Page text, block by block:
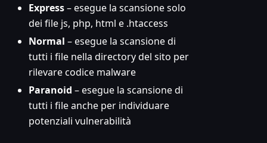
Express– esegue la scansione solo
dei file js, php, html e .htaccess
Normal – esegue la scansione di
tutti i file nella directory del sito per
rilevare codice malware
Paranoid – esegue la scansione di
tutti i file anche per individuare
potenziali vulnerabilità